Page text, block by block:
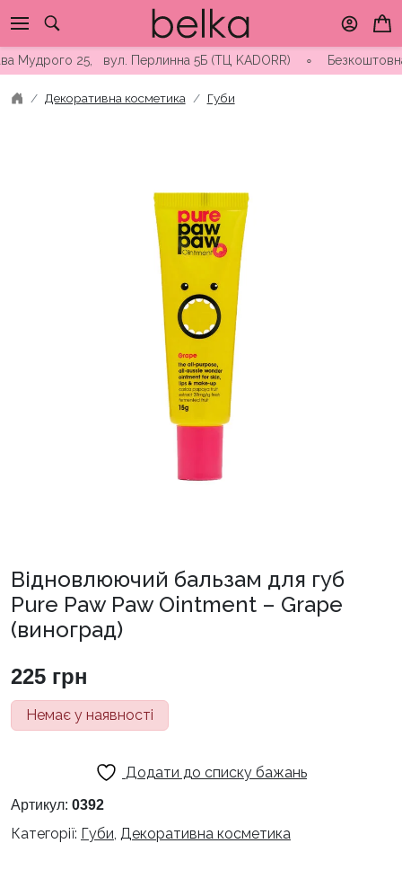
to
content25, вул. Перлинна 5Б (ТЦ KADORR) ∘ Безкоштовна
Декоративна косметика Губи
Відновлюючий бальзам для губ
Pure Paw Paw Ointment – Grape
(виноград)
225 грн
Немає у наявності
Додати до списку бажань
Артикул: 0392
Категорії: Губи, Декоративна косметика